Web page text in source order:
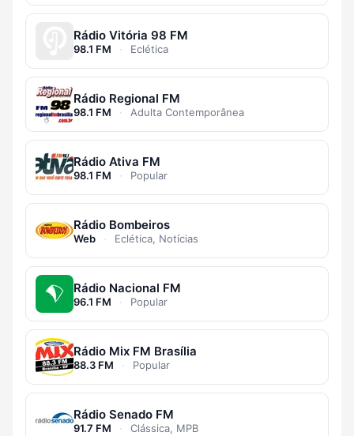
Rádio Vitória 98 FM
98.1 FM · Eclética
Rádio Regional FM
98.1 FM · Adulta Contemporânea
Rádio Ativa FM
98.1 FM · Popular
Rádio Bombeiros
Web · Eclética, Notícias
Rádio Nacional FM
96.1 FM · Popular
Rádio Mix FM Brasília
88.3 FM · Popular
Rádio Senado FM
91.7 FM · Clássica, MPB